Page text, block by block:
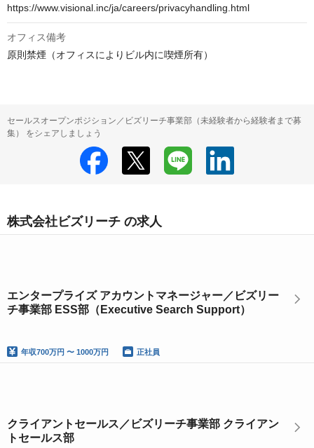
https://www.visional.inc/ja/careers/privacyhandling.html
オフィス備考
原則禁煙（オフィスによりビル内に喫煙所有）
セールスオープンポジション／ビズリーチ事業部（未経験者から経験者まで募
集） をシェアしましょう
株式会社ビズリーチ の求人
エンタープライズ アカウントマネージャー／ビズリー
チ事業部 ESS部（Executive Search Support）
年収700万円 〜 1000万円 正社員
クライアントセールス／ビズリーチ事業部 クライアン
トセールス部